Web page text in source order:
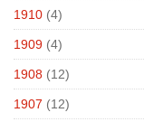
1910 (4)
1909 (4)
1908 (12)
1907 (12)